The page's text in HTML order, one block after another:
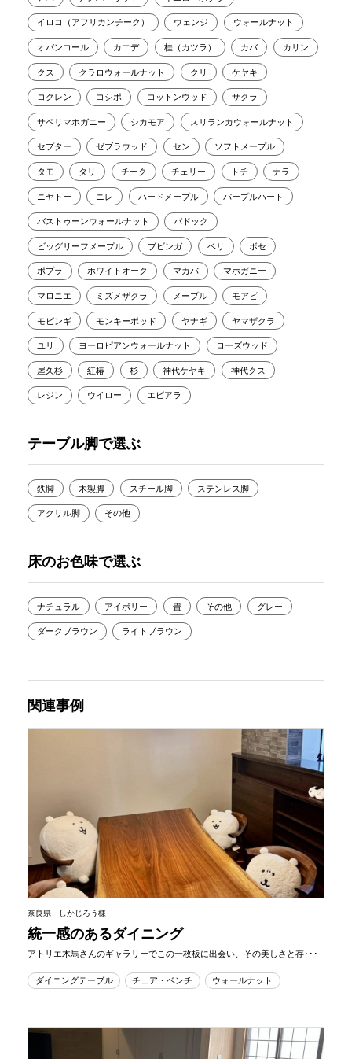
イロコ（アフリカンチーク） ウェンジ ウォールナット
オバンコール カエデ 桂（カツラ） カバ カリン
クス クラロウォールナット クリ ケヤキ
コクレン コシポ コットンウッド サクラ
サペリマホガニー シカモア スリランカウォールナット
セプター ゼブラウッド セン ソフトメープル
タモ タリ チーク チェリー トチ ナラ
ニヤトー ニレ ハードメープル パープルハート
バストゥーンウォールナット パドック
ビッグリーフメープル ブビンガ ベリ ボセ
ポプラ ホワイトオーク マカバ マホガニー
マロニエ ミズメザクラ メープル モアビ
モビンギ モンキーポッド ヤナギ ヤマザクラ
ユリ ヨーロピアンウォールナット ローズウッド
屋久杉 紅椿 杉 神代ケヤキ 神代クス
レジン ウイロー エビアラ
テーブル脚で選ぶ
鉄脚 木製脚 スチール脚 ステンレス脚
アクリル脚 その他
床のお色味で選ぶ
ナチュラル アイボリー 畳 その他 グレー
ダークブラウン ライトブラウン
関連事例
奈良県 しかじろう様
統一感のあるダイニング
アトリエ木馬さんのギャラリーでこの一枚板に出会い、その美しさと存･･･
ダイニングテーブル チェア・ベンチ ウォールナット